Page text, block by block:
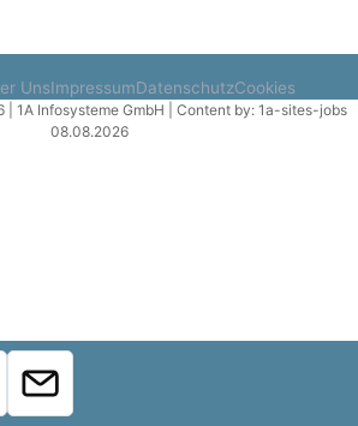
UnsImpressumDatenschutzCookies
1A Infosysteme GmbH | Content by: 1a-sites-jobs
08.08.2026